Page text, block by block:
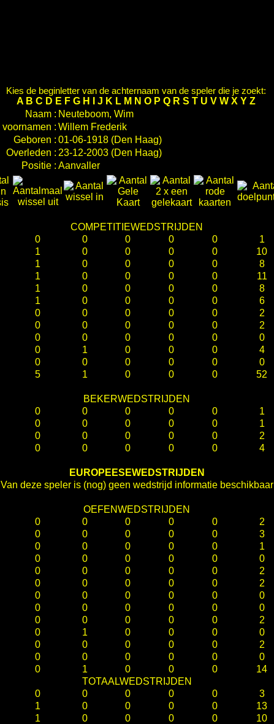
Kies de beginletter van de achternaam van de speler die je zoekt:
A B C D E F G H J K L M N O P Q R S T U V W X Y Z
Naam : Neuteboom, Wim
voornamen : Willem Frederik
Geboren : 01-06-1918 (Den Haag)
Overleden : 23-12-2003 (Den Haag)
Positie : Aanvaller
COMPETITIEWEDSTRIJDEN
0 0 0 0 0 1
1 0 0 0 0 10
1 0 0 0 0 8
1 0 0 0 0 11
1 0 0 0 0 8
1 0 0 0 0 6
0 0 0 0 0 2
0 0 0 0 0 2
0 0 0 0 0 0
0 1 0 0 0 4
0 0 0 0 0 0
5 1 0 0 0 52
BEKERWEDSTRIJDEN
0 0 0 0 0 1
0 0 0 0 0 1
0 0 0 0 0 2
0 0 0 0 0 4
EUROPEESEWEDSTRIJDEN
Van deze speler is (nog) geen wedstrijd informatie beschikbaar
OEFENWEDSTRIJDEN
0 0 0 0 0 2
0 0 0 0 0 3
0 0 0 0 0 1
0 0 0 0 0 0
0 0 0 0 0 2
0 0 0 0 0 2
0 0 0 0 0 0
0 0 0 0 0 0
0 0 0 0 0 2
0 1 0 0 0 0
0 0 0 0 0 2
0 0 0 0 0 0
0 1 0 0 0 14
TOTAALWEDSTRIJDEN
0 0 0 0 0 3
1 0 0 0 0 13
1 0 0 0 0 10